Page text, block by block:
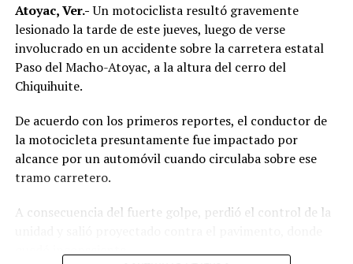
Atoyac, Ver.-Un motociclista resultó gravemente
lesionado la tarde de este jueves, luego de verse
involucrado en un accidente sobre la carretera estatal
Paso del Macho-Atoyac, a la altura del cerro del
Chiquihuite.
De acuerdo con los primeros reportes, el conductor de
la motocicleta presuntamente fue impactado por
alcance por un automóvil cuando circulaba sobre ese
tramo carretero.
A consecuencia del fuerte golpe, perdió el control de la